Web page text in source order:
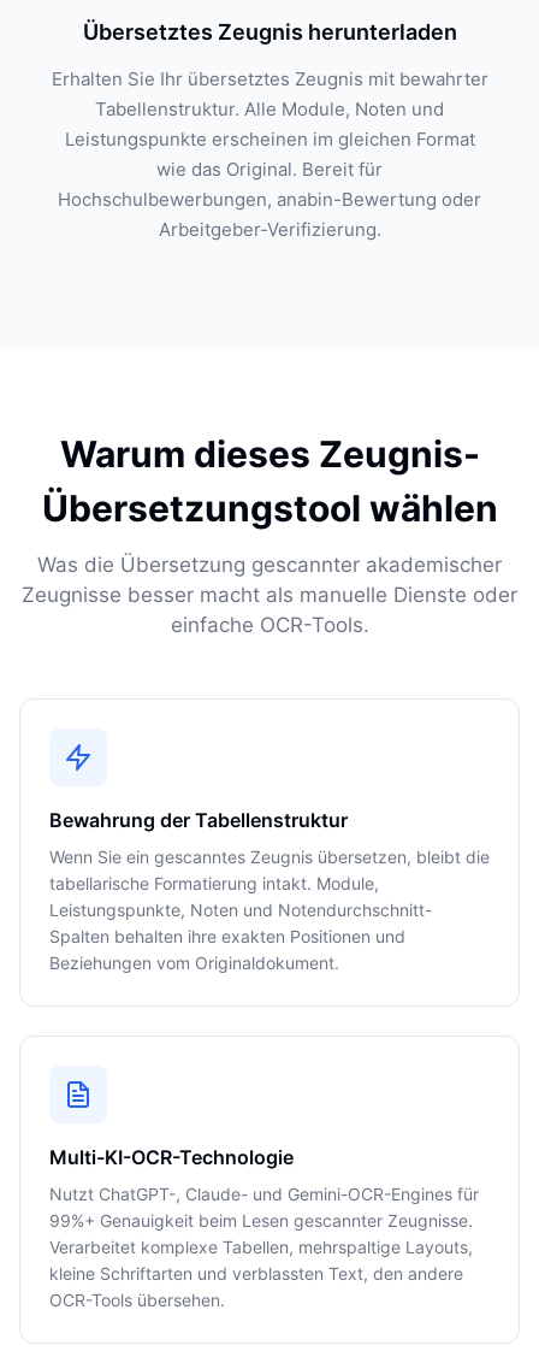
Übersetztes Zeugnis herunterladen
Erhalten Sie Ihr übersetztes Zeugnis mit bewahrter
Tabellenstruktur. Alle Module, Noten und
Leistungspunkte erscheinen im gleichen Format
wie das Original. Bereit für
Hochschulbewerbungen, anabin-Bewertung oder
Arbeitgeber-Verifizierung.
Warum dieses Zeugnis-
Übersetzungstool wählen
Was die Übersetzung gescannter akademischer
Zeugnisse besser macht als manuelle Dienste oder
einfache OCR-Tools.
Bewahrung der Tabellenstruktur
Wenn Sie ein gescanntes Zeugnis übersetzen, bleibt die
tabellarische Formatierung intakt. Module,
Leistungspunkte, Noten und Notendurchschnitt-
Spalten behalten ihre exakten Positionen und
Beziehungen vom Originaldokument.
Multi-KI-OCR-Technologie
Nutzt ChatGPT-, Claude- und Gemini-OCR-Engines für
99%+ Genauigkeit beim Lesen gescannter Zeugnisse.
Verarbeitet komplexe Tabellen, mehrspaltige Layouts,
kleine Schriftarten und verblassten Text, den andere
OCR-Tools übersehen.